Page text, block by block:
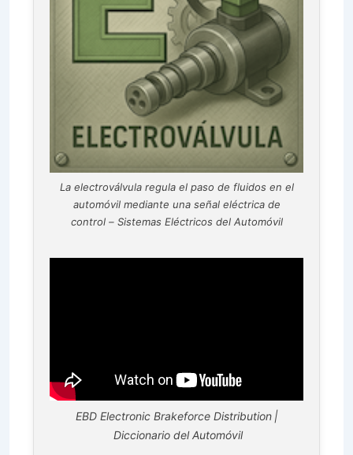
La electroválvula regula el paso de fluidos en el
automóvil mediante una señal eléctrica de
control – Sistemas Eléctricos del Automóvil
EBD Electronic Brakeforce Distribution |
Diccionario del Automóvil